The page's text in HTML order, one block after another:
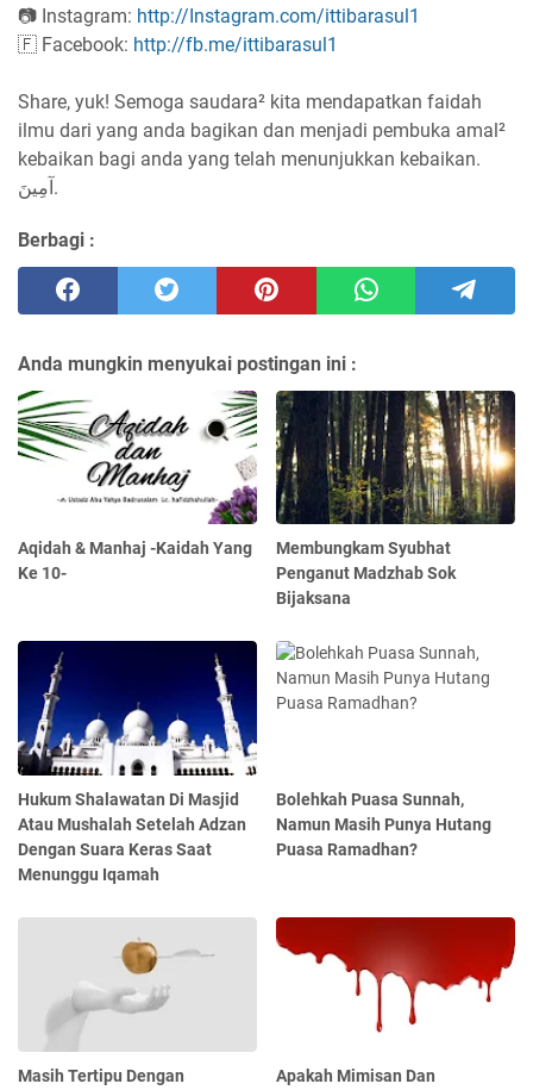
📷 Instagram: http://Instagram.com/ittibarasul1
🇫 Facebook: http://fb.me/ittibarasul1
Share, yuk! Semoga saudara² kita mendapatkan faidah
ilmu dari yang anda bagikan dan menjadi pembuka amal²
kebaikan bagi anda yang telah menunjukkan kebaikan.
آمِينَ.
Berbagi :
Anda mungkin menyukai postingan ini :
Aqidah & Manhaj -Kaidah Yang
Ke 10-
Membungkam Syubhat
Penganut Madzhab Sok
Bijaksana
Hukum Shalawatan Di Masjid
Atau Mushalah Setelah Adzan
Dengan Suara Keras Saat
Menunggu Iqamah
Bolehkah Puasa Sunnah,
Namun Masih Punya Hutang
Puasa Ramadhan?
Masih Tertipu Dengan
Apakah Mimisan Dan